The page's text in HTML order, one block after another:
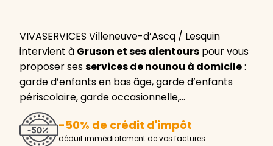
VIVASERVICES Villeneuve-d’Ascq / Lesquin
intervient à Gruson et ses alentours pour vous
proposer sesservices de nounou à domicile:
garde d’enfants en bas âge, garde d’enfants
périscolaire, garde occasionnelle,…
-50% de crédit d'impôt
déduit immédiatement de vos factures